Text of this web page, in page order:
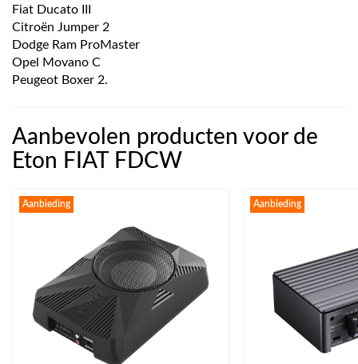
Fiat Ducato III
Citroën Jumper 2
Dodge Ram ProMaster
Opel Movano C
Peugeot Boxer 2.
Aanbevolen producten voor de
Eton FIAT FDCW
Aanbieding Aanbieding